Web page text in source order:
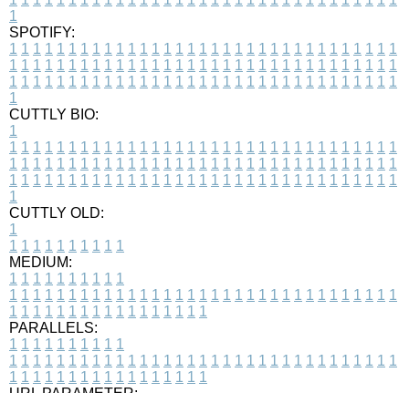
1
SPOTIFY:
1 1 1 1 1 1 1 1 1 1 1 1 1 1 1 1 1 1 1 1 1 1 1 1 1 1 1 1 1 1 1 1 1
1 1 1 1 1 1 1 1 1 1 1 1 1 1 1 1 1 1 1 1 1 1 1 1 1 1 1 1 1 1 1 1 1
1 1 1 1 1 1 1 1 1 1 1 1 1 1 1 1 1 1 1 1 1 1 1 1 1 1 1 1 1 1 1 1 1
1
CUTTLY BIO:
1
1 1 1 1 1 1 1 1 1 1 1 1 1 1 1 1 1 1 1 1 1 1 1 1 1 1 1 1 1 1 1 1 1
1 1 1 1 1 1 1 1 1 1 1 1 1 1 1 1 1 1 1 1 1 1 1 1 1 1 1 1 1 1 1 1 1
1 1 1 1 1 1 1 1 1 1 1 1 1 1 1 1 1 1 1 1 1 1 1 1 1 1 1 1 1 1 1 1 1
1
CUTTLY OLD:
1
1 1 1 1 1 1 1 1 1 1
MEDIUM:
1 1 1 1 1 1 1 1 1 1
1 1 1 1 1 1 1 1 1 1 1 1 1 1 1 1 1 1 1 1 1 1 1 1 1 1 1 1 1 1 1 1 1
1 1 1 1 1 1 1 1 1 1 1 1 1 1 1 1 1
PARALLELS:
1 1 1 1 1 1 1 1 1 1
1 1 1 1 1 1 1 1 1 1 1 1 1 1 1 1 1 1 1 1 1 1 1 1 1 1 1 1 1 1 1 1 1
1 1 1 1 1 1 1 1 1 1 1 1 1 1 1 1 1